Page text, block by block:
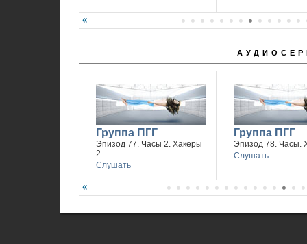
Группа ПГГ
Эпизод 77. Часы 2. Хакеры
2
Слушать
Группа ПГГ
Эпизод 78. Часы.
Слушать